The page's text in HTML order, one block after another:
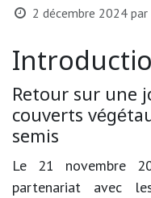
2 décembre 2024 par
Retour sur une
couverts
semis
Le 21 novembre
partenariat avec